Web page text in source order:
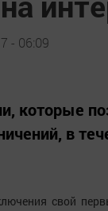
- 06:09
которые
в
свой